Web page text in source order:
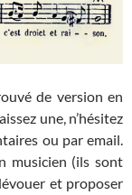
de version en
une, n’hésitez
ou par email.
musicien (ils sont
et proposer